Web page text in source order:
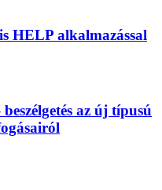
HELP alkalmazással
az új típusú